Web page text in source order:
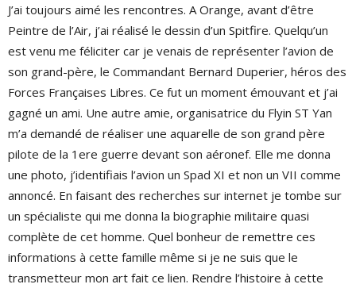
J’ai toujours aimé les rencontres. A Orange, avant d’être
Peintre de l’Air, j’ai réalisé le dessin d’un Spitfire. Quelqu’un
est venu me féliciter car je venais de représenter l’avion de
son grand-père, le Commandant Bernard Duperier, héros des
Forces Françaises Libres. Ce fut un moment émouvant et j’ai
gagné un ami. Une autre amie, organisatrice du Flyin ST Yan
m’a demandé de réaliser une aquarelle de son grand père
pilote de la 1ere guerre devant son aéronef. Elle me donna
une photo, j’identifiais l’avion un Spad XI et non un VII comme
annoncé. En faisant des recherches sur internet je tombe sur
un spécialiste qui me donna la biographie militaire quasi
complète de cet homme. Quel bonheur de remettre ces
informations à cette famille même si je ne suis que le
transmetteur mon art fait ce lien. Rendre l’histoire à cette